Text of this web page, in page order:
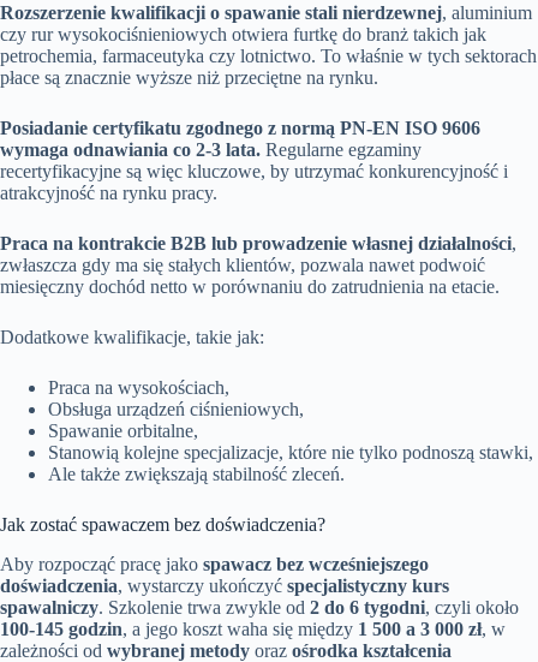
Rozszerzenie kwalifikacji o spawanie stali nierdzewnej, aluminium
czy rur wysokociśnieniowych otwiera furtkę do branż takich jak
petrochemia, farmaceutyka czy lotnictwo. To właśnie w tych sektorach
płace są znacznie wyższe niż przeciętne na rynku.
Posiadanie certyfikatu zgodnego z normą PN-EN ISO 9606
wymaga odnawiania co 2-3 lata. Regularne egzaminy
recertyfikacyjne są więc kluczowe, by utrzymać konkurencyjność i
atrakcyjność na rynku pracy.
Praca na kontrakcie B2B lub prowadzenie własnej działalności,
zwłaszcza gdy ma się stałych klientów, pozwala nawet podwoić
miesięczny dochód netto w porównaniu do zatrudnienia na etacie.
Dodatkowe kwalifikacje, takie jak:
Praca na wysokościach,
Obsługa urządzeń ciśnieniowych,
Spawanie orbitalne,
Stanowią kolejne specjalizacje, które nie tylko podnoszą stawki,
Ale także zwiększają stabilność zleceń.
Jak zostać spawaczem bez doświadczenia?
Aby rozpocząć pracę jako spawacz bez wcześniejszego
doświadczenia, wystarczy ukończyć specjalistyczny kurs
spawalniczy. Szkolenie trwa zwykle od 2 do 6 tygodni, czyli około
100-145 godzin, a jego koszt waha się między 1 500 a 3 000 zł, w
zależności od wybranej metody oraz ośrodka kształcenia